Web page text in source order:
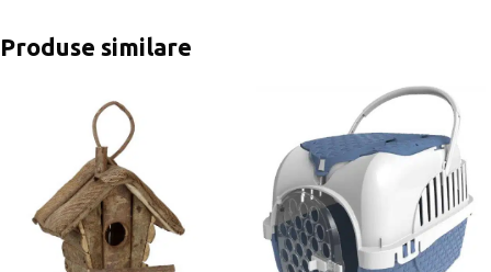
Produse similare